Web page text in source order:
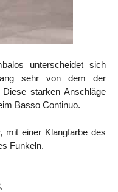
unterscheidet sich
sehr von dem der
starken Anschläge
Basso Continuo.
mit einer Klangfarbe des
Funkeln.